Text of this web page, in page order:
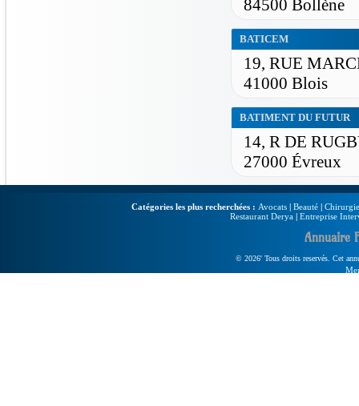
84500 Bollène
BATICEM
19, RUE
41000 Blois
BATIMENT DU FUTUR
14, R DE
27000 Évreux
Catégories les plus recherchées : Avocats | Beauté |
Restaurant Derya | Entreprise
Annuaire
© 2026' Tous droits reservés. Cet